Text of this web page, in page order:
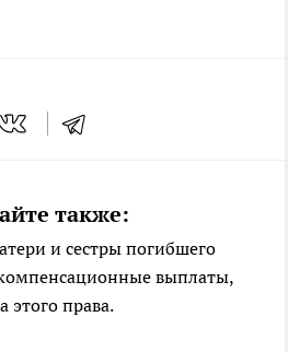
также:
и сестры погибшего
выплаты,
этого права.